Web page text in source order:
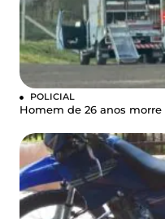
POLICIAL
Homem de 26 anos